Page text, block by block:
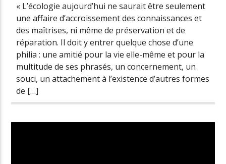
« L’écologie aujourd’hui ne saurait être seulement
une affaire d’accroissement des connaissances et
des maîtrises, ni même de préservation et de
réparation. Il doit y entrer quelque chose d’une
philia : une amitié pour la vie elle-même et pour la
multitude de ses phrasés, un concernement, un
souci, un attachement à l’existence d’autres formes
de […]